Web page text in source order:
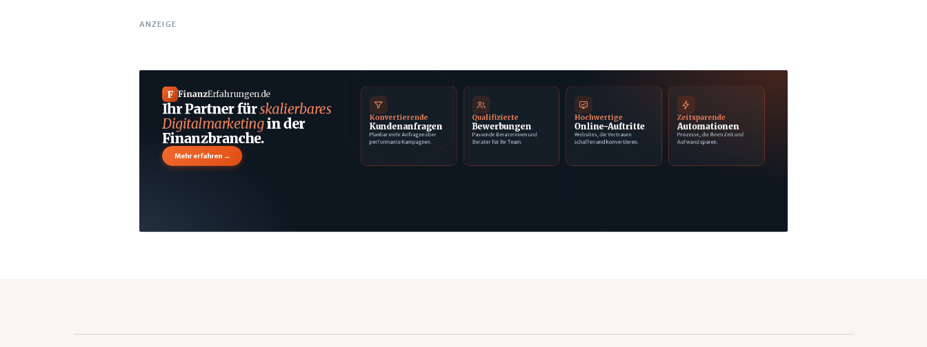
ANZEIGE
F FinanzErfahrungen.de
Ihr Partner fürskalierbares
Digitalmarketingin der
Finanzbranche.
Mehr erfahren →
Konvertierende
Kundenanfragen
Planbar mehr Anfragen über
performante Kampagnen.
Qualifizierte
Bewerbungen
Passende Beraterinnen und
Berater für Ihr Team.
Hochwertige
Online-Auftritte
Websites, die Vertrauen
schaffen und konvertieren.
Zeitsparende
Automationen
Prozesse, die Ihnen Zeit und
Aufwand sparen.